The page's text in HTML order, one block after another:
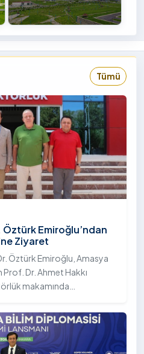
Tümü
Emiroğlu’ndan
Ziyaret
Öztürk Emiroğlu, Amasya
Prof. Dr. Ahmet Hakkı
makamında
Kurt eşlik etti.